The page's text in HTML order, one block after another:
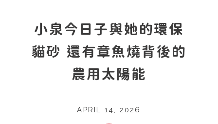
小泉今日子與她的環保
貓砂 還有章魚燒背後的
農用太陽能
APRIL 14, 2026